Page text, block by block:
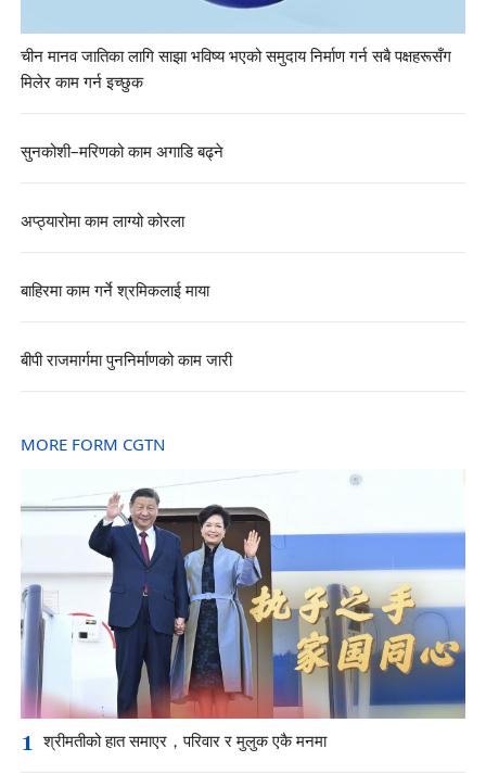
चीन मानव जातिका लागि साझा भविष्य भएको समुदाय निर्माण गर्न सबै पक्षहरूसँग
मिलेर काम गर्न इच्छुक
सुनकोशी–मरिणको काम अगाडि बढ्ने
अप्ठ्यारोमा काम लाग्यो कोरला
बाहिरमा काम गर्ने श्रमिकलाई माया
बीपी राजमार्गमा पुननिर्माणको काम जारी
MORE FORM CGTN
1 श्रीमतीको हात समाएर，परिवार र मुलुक एकै मनमा